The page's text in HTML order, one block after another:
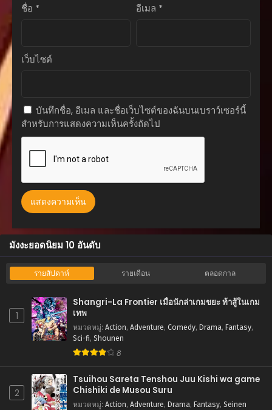
ตอนที่ 65
เมษายน 27, 2026
ตอนที่ 62
ธันวาคม 23, 2025
ตอนที่ 61
ตอนที่ 60
ตอนที่ 59
ธันวาคม 9, 2025
ตอนที่ 58
ตอนที่ 57
พฤศจิกายน 17, 2025
พฤศจิกายน 10, 2025
ตอนที่ 55
พฤศจิกายน 10, 2025
ชื่อ * อีเมล *
เว็บไซต์
บันทึกชื่อ, อีเมล และชื่อเว็บไซต์ของฉันบนเบราว์เซอร์นี้
สำหรับการแสดงความเห็นครั้งถัดไป
มังงะยอดนิยม 10 อันดับ
รายสัปดาห์ รายเดือน ตลอดกาล
1
Shangri-La Frontier เมื่อนักล่าเกมขยะ ท้าสู้ในเกม
เทพ
หมวดหมู่: Action, Adventure, Comedy, Drama, Fantasy,
Sci-fi, Shounen
8
2
Tsuihou Sareta Tenshou Juu Kishi wa game
Chishiki de Musou Suru
หมวดหมู่: Action, Adventure, Drama, Fantasy, Seinen